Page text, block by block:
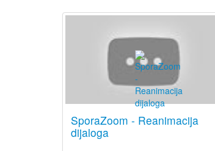
SporaZoom - Reanimacija
dijaloga